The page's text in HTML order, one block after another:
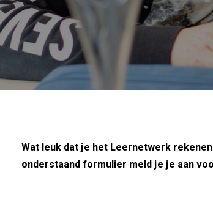
Wat leuk dat je het Leernetwerk
onderstaand formulier meld je je aan